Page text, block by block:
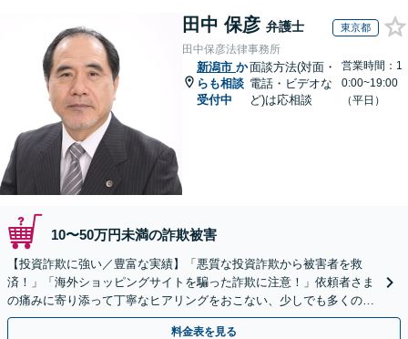
田中 保彦 弁護士 東京都
田中保彦法律事務所
新潟市 か
らも相談
受付中
面談方法(対面・
電話・ビデオな
ど)は応相談
営業時間：1
0:00~19:00
（平日）
10〜50万円未満の詐欺被害
【投資詐欺に強い／豊富な実績】「悪質な投資詐欺から被害者を救
済！」「海外ショッピングサイトを騙った詐欺に注意！」依頼者さま
の痛みに寄り添って丁寧なヒアリングをおこない、少しでも多くの返
金が得られるよう尽力します！
料金表を見る